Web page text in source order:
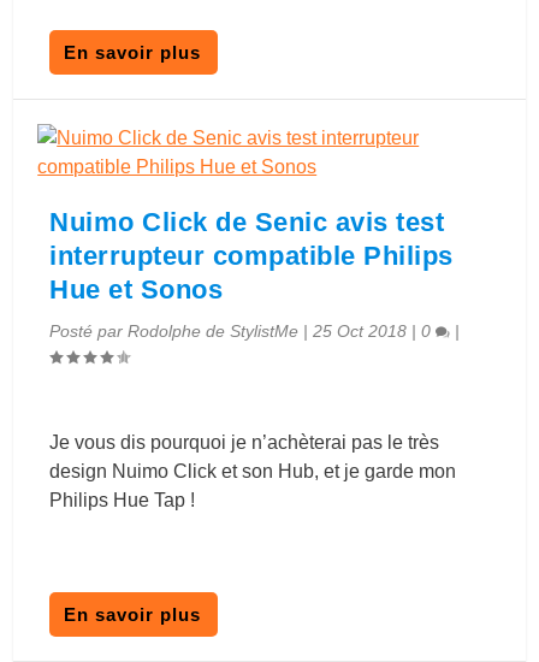
En savoir plus
Nuimo Click de Senic avis test
interrupteur compatible Philips
Hue et Sonos
Posté parRodolphe de StylistMe |25 Oct 2018 |0 |
Je vous dis pourquoi je n’achèterai pas le très
design Nuimo Click et son Hub, et je garde mon
Philips Hue Tap !
En savoir plus